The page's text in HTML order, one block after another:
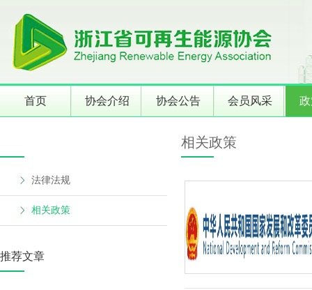
首页 协会介绍 协会公告 会员风采
法律法规
相关政策
推荐文章
相关政策